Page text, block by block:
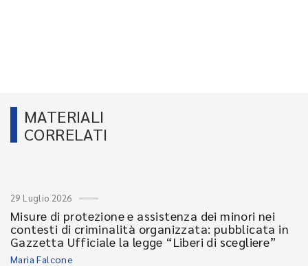
MATERIALI
CORRELATI
29 Luglio 2026
Misure di protezione e assistenza dei minori nei
contesti di criminalità organizzata: pubblicata in
Gazzetta Ufficiale la legge “Liberi di scegliere”
Maria Falcone